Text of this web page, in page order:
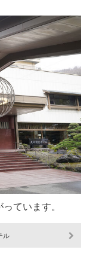
ています。
ル